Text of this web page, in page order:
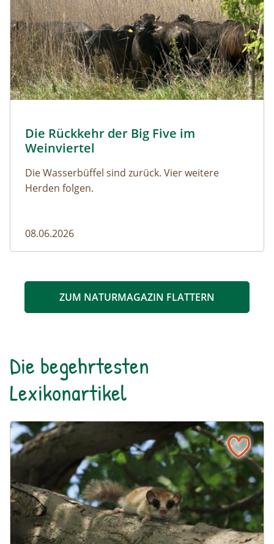
Naturmagazin: Die Rückkehr der Big Five im
Die Rückkehr der Big Five im
Weinviertel
Die Wasserbüffel sind zurück. Vier weitere
Herden folgen.
08.06.2026
ZUM NATURMAGAZIN FLATTERN
Die begehrtesten
Lexikonartikel
Baumschläfer
Naturlexikon: Baumschläfer